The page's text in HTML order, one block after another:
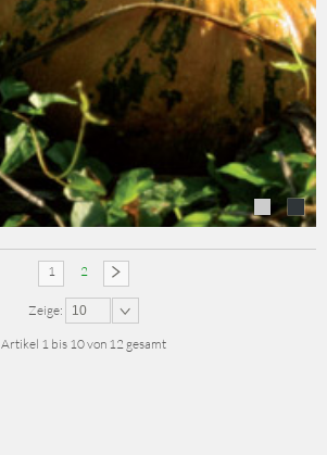
1 2
1 2
Zeige: 10
Artikel 1 bis 10 von 12 gesamt